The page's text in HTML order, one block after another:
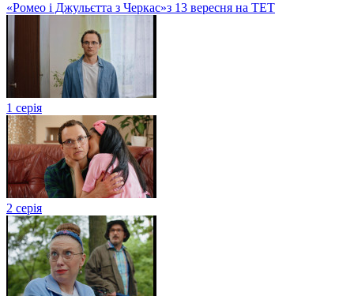
«Ромео і Джульєтта з Черкас»з 13 вересня на ТЕТ
1 серія
2 серія